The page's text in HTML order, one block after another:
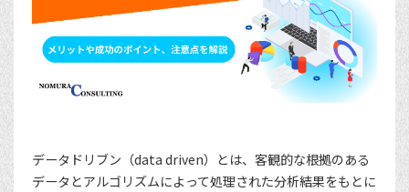
データドリブン（data driven）とは、客観的な根拠のある
データとアルゴリズムによって処理された分析結果をもとに